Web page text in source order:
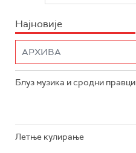
Најновије
Блуз музика и сродни правци
Летње кулирање